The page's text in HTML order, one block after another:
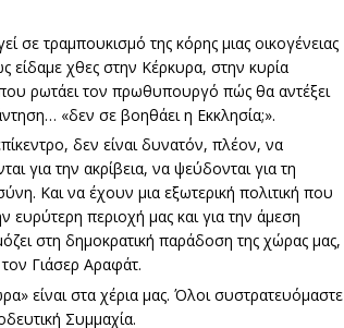
σε τραμπουκισμό της κόρης μιας οικογένειας
χθες στην Κέρκυρα, στην κυρία
ρωτάει τον πρωθυπουργό πώς θα αντέξει
«δεν σε βοηθάει η Εκκλησία;».
δεν είναι δυνατόν, πλέον, να
για την ακρίβεια, να ψεύδονται για τη
Και να έχουν μια εξωτερική πολιτική που
ευρύτερη περιοχή μας και για την άμεση
στη δημοκρατική παράδοση της χώρας μας,
Γιάσερ Αραφάτ.
είναι στα χέρια μας. Όλοι συστρατευόμαστε
Συμμαχία.